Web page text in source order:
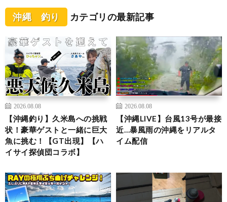
沖縄 釣り カテゴリの最新記事
2026.08.08
【沖縄釣り】久米島への挑戦
状！豪華ゲストと一緒に巨大
魚に挑む！【GT出現】【ハ
イサイ探偵団コラボ】
2026.08.08
【沖縄LIVE】台風13号が最接
近…暴風雨の沖縄をリアルタ
イム配信